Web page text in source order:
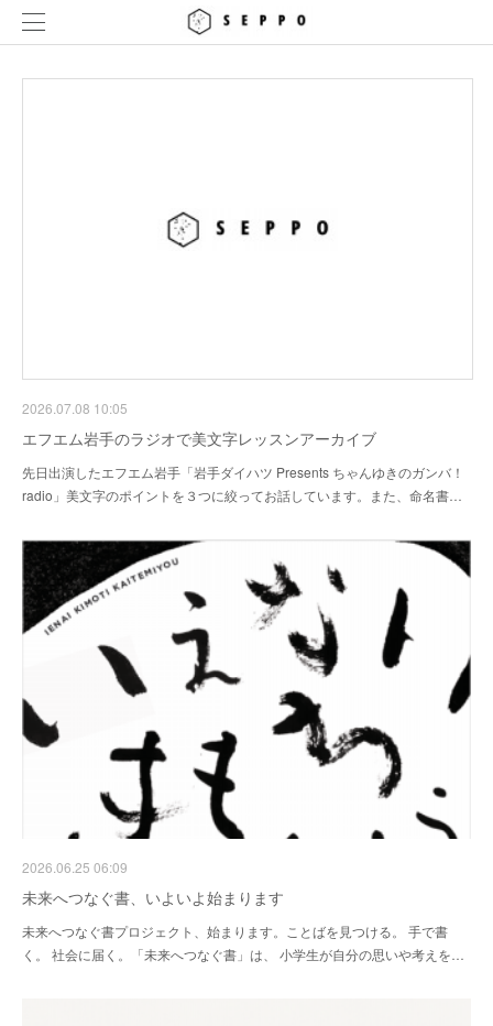
2026.07.08 10:05
エフエム岩手のラジオで美文字レッスンアーカイブ
先日出演したエフエム岩手「岩手ダイハツ Presents ちゃんゆきのガンバ！
radio」美文字のポイントを３つに絞ってお話しています。また、命名書…
2026.06.25 06:09
未来へつなぐ書、いよいよ始まります
未来へつなぐ書プロジェクト、始まります。ことばを見つける。 手で書
く。 社会に届く。「未来へつなぐ書」は、 小学生が自分の思いや考えを…